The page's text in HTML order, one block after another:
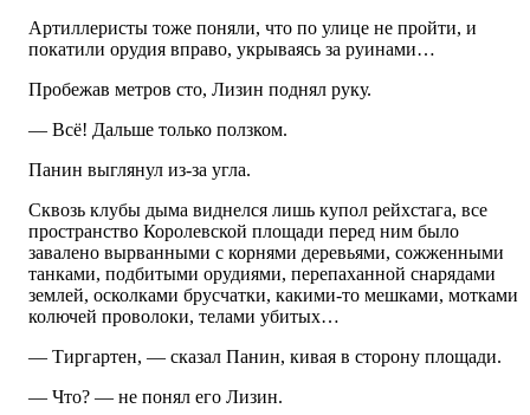
Артиллеристы тоже поняли, что по улице не пройти, и
покатили орудия вправо, укрываясь за руинами…
Пробежав метров сто, Лизин поднял руку.
— Всё! Дальше только ползком.
Панин выглянул из-за угла.
Сквозь клубы дыма виднелся лишь купол рейхстага, все
пространство Королевской площади перед ним было
завалено вырванными с корнями деревьями, сожженными
танками, подбитыми орудиями, перепаханной снарядами
землей, осколками брусчатки, какими-то мешками, мотками
колючей проволоки, телами убитых…
— Тиргартен, — сказал Панин, кивая в сторону площади.
— Что? — не понял его Лизин.